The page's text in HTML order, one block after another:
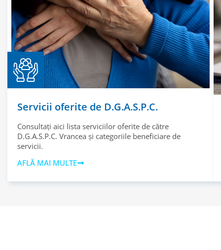
Servicii oferite de D.G.A.S.P.C.
Consultați aici lista serviciilor oferite de către
D.G.A.S.P.C. Vrancea și categoriile beneficiare de
servicii.
AFLĂ MAI MULTE